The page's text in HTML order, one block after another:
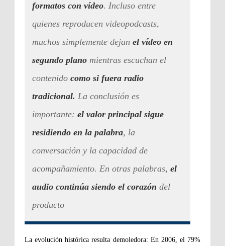
formatos con vídeo. Incluso entre
quienes reproducen videopodcasts,
muchos simplemente dejan el vídeo en
segundo plano mientras escuchan el
contenido como si fuera radio
tradicional. La conclusión es
importante: el valor principal sigue
residiendo en la palabra, la
conversación y la capacidad de
acompañamiento. En otras palabras, el
audio continúa siendo el corazón del
producto
La evolución histórica resulta demoledora: En 2006, el 79%